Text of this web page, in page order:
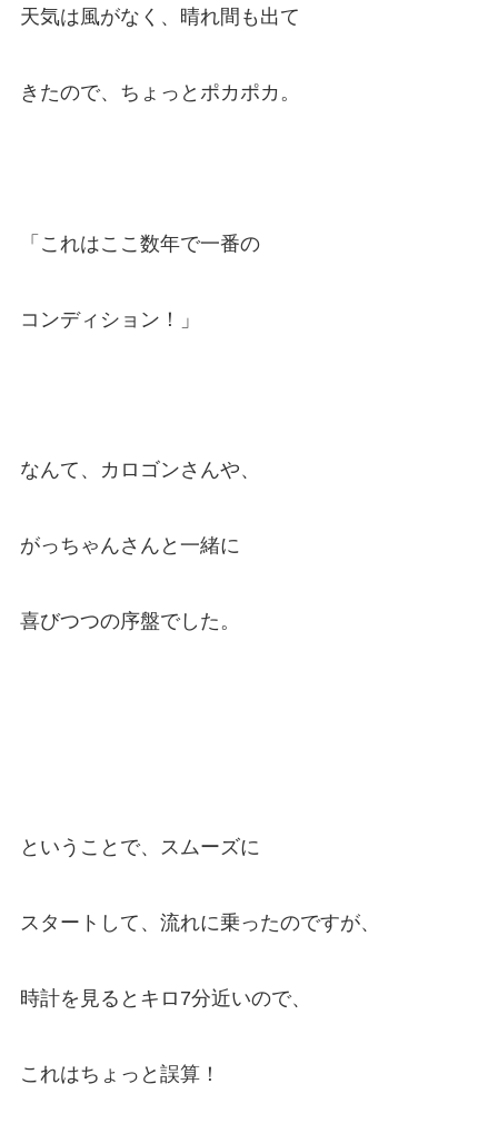
天気は風がなく、晴れ間も出て
きたので、ちょっとポカポカ。
「これはここ数年で一番の
コンディション！」
なんて、カロゴンさんや、
がっちゃんさんと一緒に
喜びつつの序盤でした。
ということで、スムーズに
スタートして、流れに乗ったのですが、
時計を見るとキロ7分近いので、
これはちょっと誤算！